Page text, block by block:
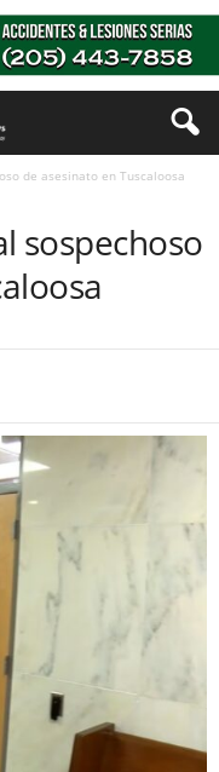
de asesinato en Tuscaloosa
sospechoso